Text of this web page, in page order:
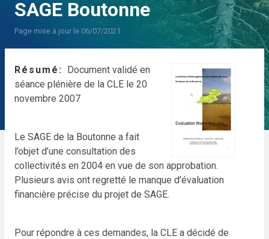
SAGE Boutonne
Page mise à jour le 06/07/2021
Résumé
Document validé en
séance plénière de la CLE le 20
novembre 2007
Le SAGE de la Boutonne a fait
l’objet d’une consultation des
collectivités en 2004 en vue de son approbation.
Plusieurs avis ont regretté le manque d’évaluation
financière précise du projet de SAGE.
Pour répondre à ces demandes, la CLE a décidé de